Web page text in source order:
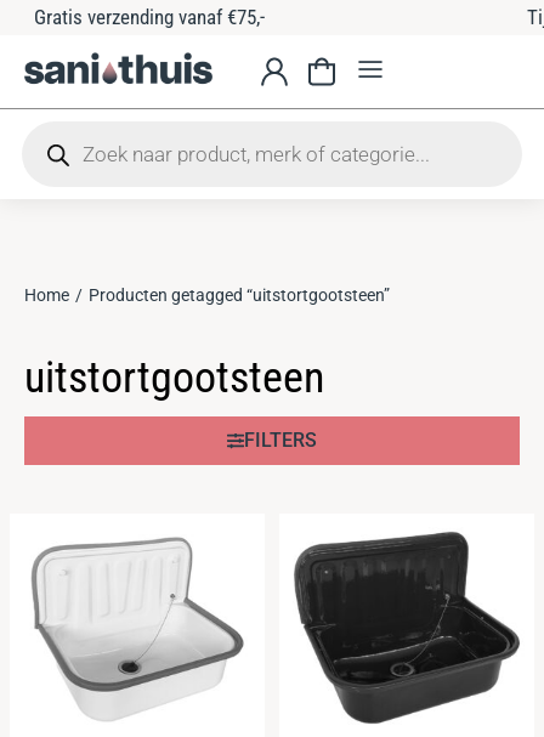
Tijdelijke 10% korting met code:
Je bent hier:
Home Producten getagged “uitstortgootsteen”
uitstortgootsteen
FILTERS